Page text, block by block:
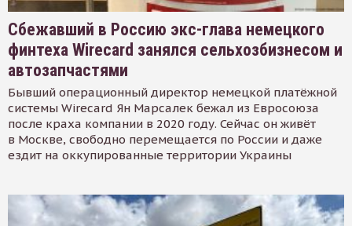
Сбежавший в Россию экс-глава немецкого
финтеха Wirecard занялся сельхозбизнесом и
автозапчастями
Бывший операционный директор немецкой платёжной
системы Wirecard Ян Марсалек бежал из Евросоюза
после краха компании в 2020 году. Сейчас он живёт
в Москве, свободно перемещается по России и даже
ездит на оккупированные территории Украины